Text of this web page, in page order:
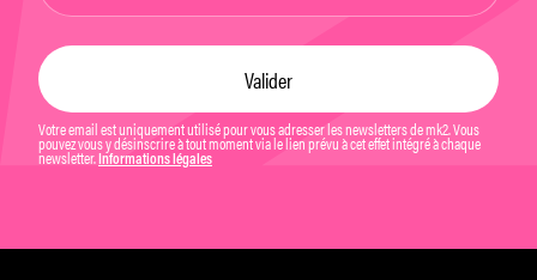
Votre email est uniquement utilisé pour vous adresser les newsletters de mk2. Vous
pouvez vous y désinscrire à tout moment via le lien prévu à cet effet intégré à chaque
newsletter. Informations légales